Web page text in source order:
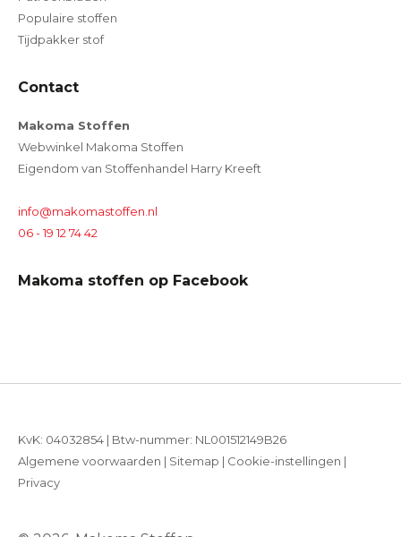
Populaire stoffen
Tijdpakker stof
Contact
Makoma Stoffen
Webwinkel Makoma Stoffen
Eigendom van Stoffenhandel Harry Kreeft
info@makomastoffen.nl
06 - 19 12 74 42
Makoma stoffen op Facebook
KvK: 04032854 | Btw-nummer: NL001512149B26
Algemene voorwaarden | Sitemap | Cookie-instellingen |
Privacy